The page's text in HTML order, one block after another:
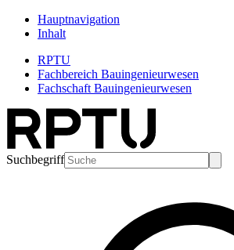
Hauptnavigation
Inhalt
RPTU
Fachbereich Bauingenieurwesen
Fachschaft Bauingenieurwesen
Suchbegriff